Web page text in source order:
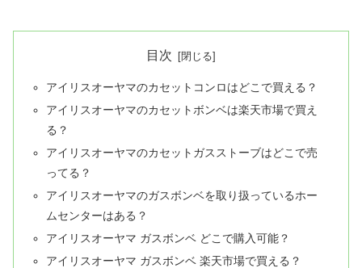
目次
アイリスオーヤマのカセットコンロはどこで買える？
アイリスオーヤマのカセットボンベは楽天市場で買え
る？
アイリスオーヤマのカセットガスストーブはどこで売
ってる？
アイリスオーヤマのガスボンベを取り扱っているホー
ムセンターはある？
アイリスオーヤマ ガスボンベ どこで購入可能？
アイリスオーヤマ ガスボンベ 楽天市場で買える？